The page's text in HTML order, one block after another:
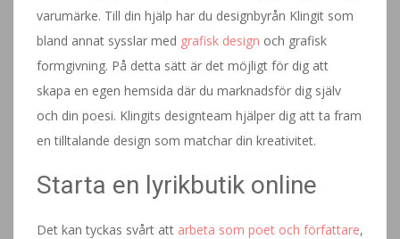
varumärke. Till din hjälp har du designbyrån Klingit som
bland annat sysslar med grafisk design och grafisk
formgivning. På detta sätt är det möjligt för dig att
skapa en egen hemsida där du marknadsför dig själv
och din poesi. Klingits designteam hjälper dig att ta fram
en tilltalande design som matchar din kreativitet.
Starta en lyrikbutik online
Det kan tyckas svårt att arbeta som poet och författare,